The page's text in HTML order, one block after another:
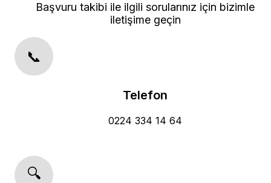
Başvuru takibi ile ilgili sorularınız için bizimle
iletişime geçin
📞
Telefon
0224 334 14 64
🔍